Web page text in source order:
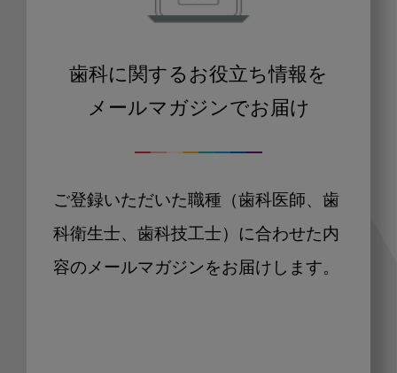
歯科に関するお役立ち情報を
メールマガジンでお届け
ご登録いただいた職種（歯科医師、歯
科衛生士、歯科技工士）に合わせた内
容のメールマガジンをお届けします。